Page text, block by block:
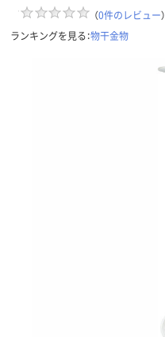
（0件のレビュー）
ランキングを見る：物干金物